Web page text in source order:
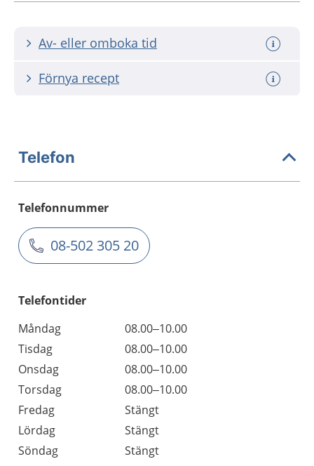
Av- eller omboka tid
Förnya recept
Telefon
Telefonnummer
08-502 305 20
Telefontider
Måndag
08.00–10.00
Tisdag
08.00–10.00
Onsdag
08.00–10.00
Torsdag
08.00–10.00
Fredag
Stängt
Lördag
Stängt
Söndag
Stängt